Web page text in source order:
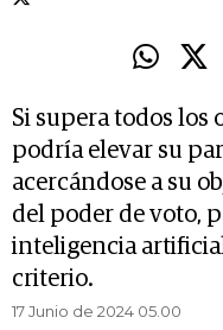
Si supera todos los
podría elevar su
acercándose a su
del poder de voto,
inteligencia
criterio.
17 Junio de 2024 05.00